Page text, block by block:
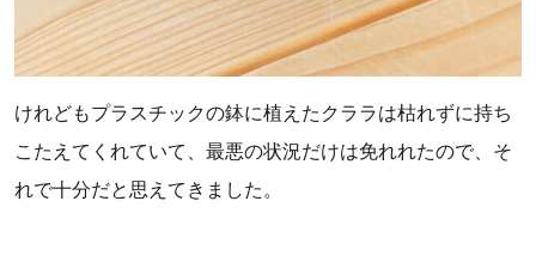
けれどもプラスチックの鉢に植えたクララは枯れずに持ち
こたえてくれていて、最悪の状況だけは免れれたので、そ
れで十分だと思えてきました。